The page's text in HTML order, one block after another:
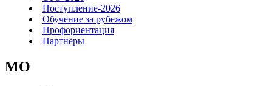
Поступление-2026
Обучение за рубежом
Профориентация
Партнёры
MO